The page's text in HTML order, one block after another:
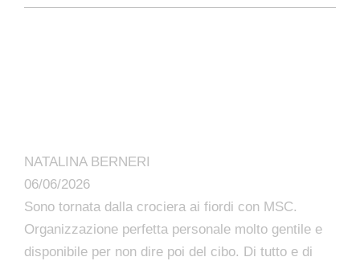
NATALINA BERNERI
06/06/2026
Sono tornata dalla crociera ai fiordi con MSC.
Organizzazione perfetta personale molto gentile e
disponibile per non dire poi del cibo. Di tutto e di